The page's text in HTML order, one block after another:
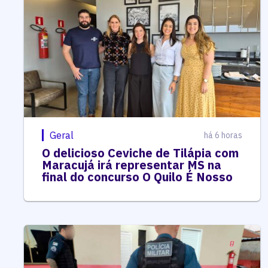
Geral há 6 horas
O delicioso Ceviche de Tilápia com
Maracujá irá representar MS na
final do concurso O Quilo É Nosso